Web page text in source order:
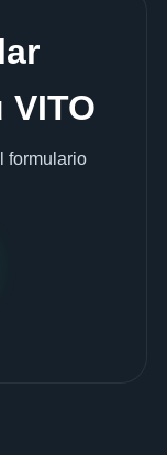
VITO
formulario